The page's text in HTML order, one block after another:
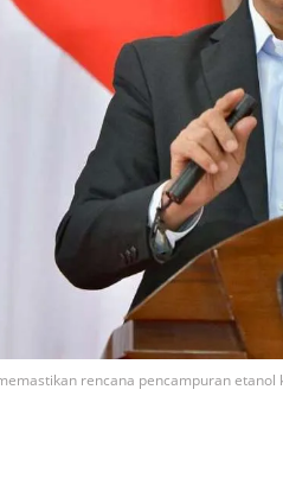
rencana pencampuran